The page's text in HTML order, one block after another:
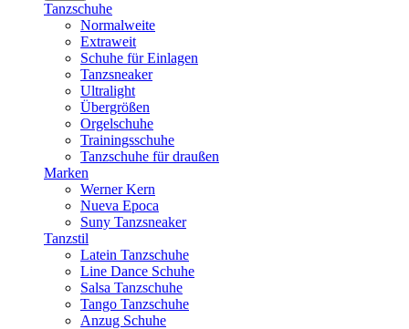
Tanzschuhe
Normalweite
Extraweit
Schuhe für Einlagen
Tanzsneaker
Ultralight
Übergrößen
Orgelschuhe
Trainingsschuhe
Tanzschuhe für draußen
Marken
Werner Kern
Nueva Epoca
Suny Tanzsneaker
Tanzstil
Latein Tanzschuhe
Line Dance Schuhe
Salsa Tanzschuhe
Tango Tanzschuhe
Anzug Schuhe